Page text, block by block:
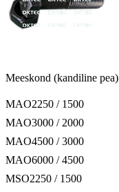
Meeskond (kandiline pea)
MAO2250 / 1500
MAO3000 / 2000
MAO4500 / 3000
MAO6000 / 4500
MSO2250 / 1500